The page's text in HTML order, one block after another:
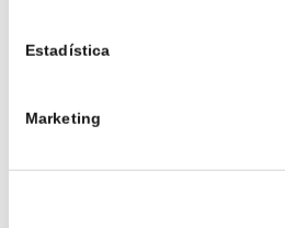
Estadística
Marketing
NATURALES